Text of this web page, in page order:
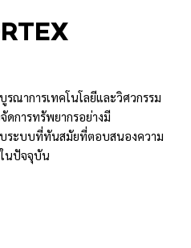
รณาการเทคโนโลยีและวิศวกรรม
ดการทรัพยากรอย่างมี
ระบบที่ทันสมัยที่ตอบสนองความ
นปัจจุบัน